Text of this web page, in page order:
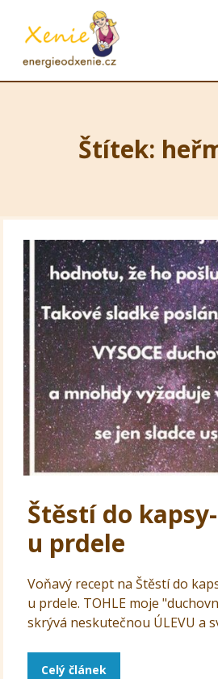
Štítek:
Štěstí do
u prdele
Voňavý recept na Štěstí do
u prdele. TOHLE moje
skrývá neskutečnou ÚLEVU a
Celý článek